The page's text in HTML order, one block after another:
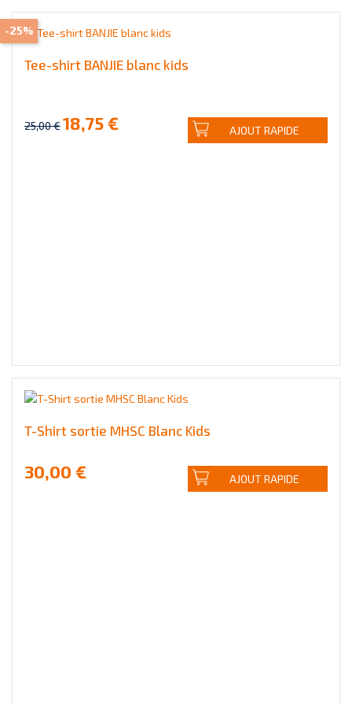
Tee-shirt BANJIE blanc kids
25,00 €18,75 € AJOUT RAPIDE
-25%
T-Shirt sortie MHSC Blanc Kids
30,00 € AJOUT RAPIDE